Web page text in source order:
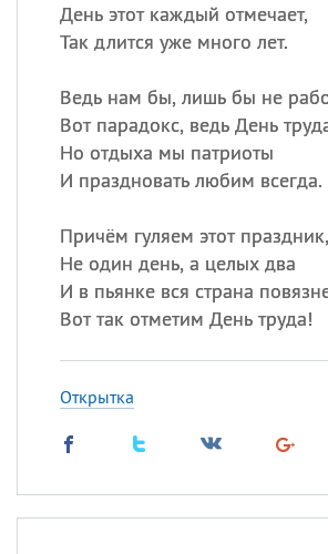
День этот каждый отмечает,
Так длится уже много лет.
Ведь нам бы, лишь бы не
Вот парадокс, ведь День
Но отдыха мы патриоты
И праздновать любим всегда.
Причём гуляем этот праздник,
Не один день, а целых два
И в пьянке вся страна
Вот так отметим День труда!
Открытка